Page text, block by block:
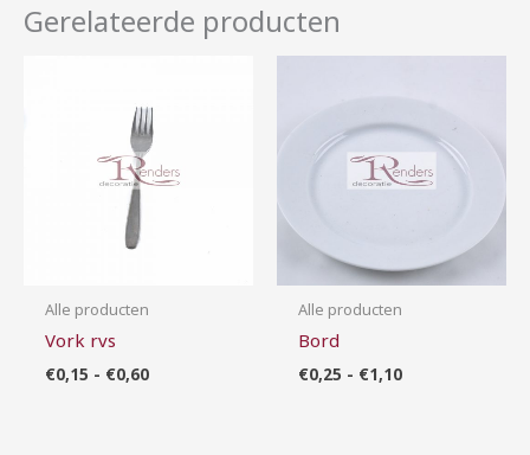
Gerelateerde producten
Alle producten
Vork rvs
€0,15 - €0,60
tot
€0,60
Alle producten
Bord
€0,25 - €1,10
€1,10